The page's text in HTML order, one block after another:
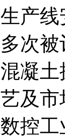
产
次
凝
及
控